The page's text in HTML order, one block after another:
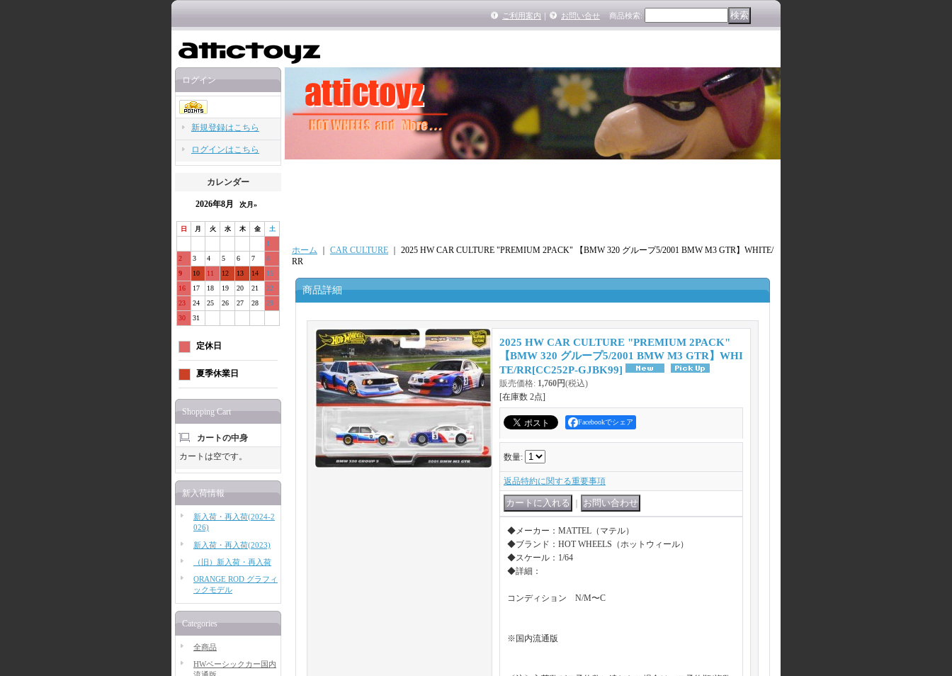
ご利用案内 ｜ お問い合せ 商品検索:
ログイン
新規登録はこちら
ログインはこちら
カレンダー
2026年8月 次月»
日 月 火 水 木 金 土
1
2
3 4 5 6 7
8
9
10 11 12 13 14
15
16
17 18 19 20 21
22
23
24 25 26 27 28
29
30
31
定休日
夏季休業日
Shopping Cart
カートの中身
カートは空です。
新入荷情報
新入荷・再入荷(2024-2
026)
新入荷・再入荷(2023)
（旧）新入荷・再入荷
ORANGE ROD グラフィ
ックモデル
Categories
全商品
HWベーシックカー国内
流通版
ホーム CAR CULTURE
2025 HW CAR CULTURE "PREMIUM 2PACK" 【BMW 320 グループ5/2001 BMW M3 GTR】WHITE/
RR
商品詳細
2025 HW CAR CULTURE "PREMIUM 2PACK"
【BMW 320 グループ5/2001 BMW M3 GTR】WHI
TE/RR[CC252P-GJBK99]
販売価格: 1,760円(税込)
[在庫数 2点]
Facebookでシェア
数量:
返品特約に関する重要事項
◆メーカー：MATTEL（マテル）
◆ブランド：HOT WHEELS（ホットウィール）
◆スケール：1/64
◆詳細：
コンディション N/M〜C
※国内流通版